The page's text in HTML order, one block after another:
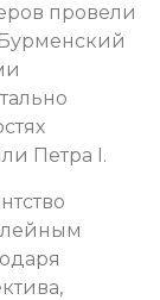
провели
Петра I.